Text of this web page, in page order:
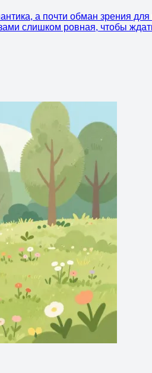
а почти обман зрения
слишком ровная, чтобы